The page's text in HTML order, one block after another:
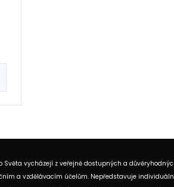
vycházejí z veřejně dostupných a
a vzdělávacím účelům. Nepředstavuje